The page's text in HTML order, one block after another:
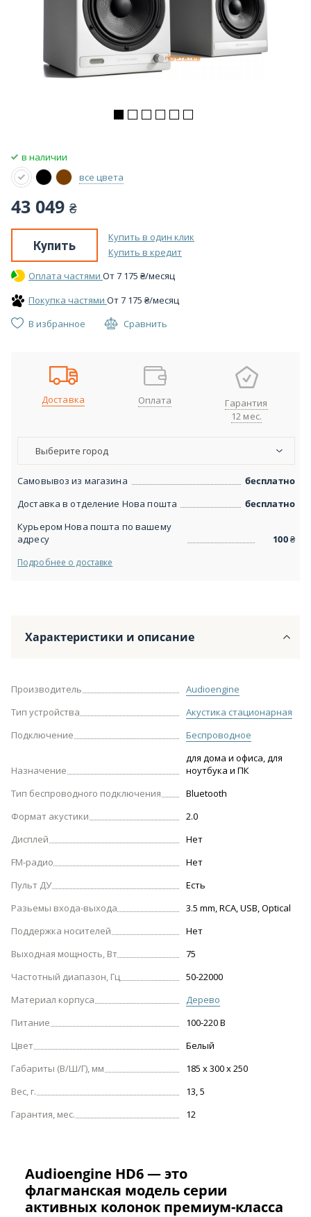
в наличии
все цвета
43 049 ₴
Купить
Купить в один клик
Купить в кредит
Оплата частями От7 175 ₴/месяц
Покупка частями От7 175 ₴/месяц
В избранное
Сравнить
Доставка Оплата
Гарантия
12 мес.
Выберите город
Самовывоз из магазина
бесплатно
Доставка в отделение Нова пошта
бесплатно
Курьером Нова пошта по вашему
адресу
100₴
Подробнее о доставке
Характеристики и описание
Производитель
Audioengine
Тип устройства
Акустика стационарная
Подключение
Беспроводное
Назначение
для дома и офиса, для
ноутбука и ПК
Тип беспроводного подключения
Bluetooth
Формат акустики
2.0
Дисплей
Нет
FM-радио
Нет
Пульт ДУ
Есть
Разьемы входа-выхода
3.5 mm, RCA, USB, Optical
Поддержка носителей
Нет
Выходная мощность, Вт
75
Частотный диапазон, Гц
50-22000
Материал корпуса
Дерево
Питание
100-220 В
Цвет
Белый
Габариты (В/Ш/Г), мм
185 x 300 x 250
Вес, г.
13, 5
Гарантия, мес.
12
Audioengine HD6 — это
флагманская модель серии
активных колонок премиум-класса